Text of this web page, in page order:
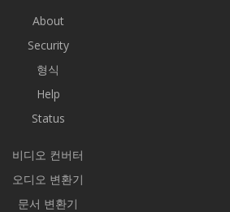
About
Security
형식
Help
Status
비디오 컨버터
오디오 변환기
문서 변환기